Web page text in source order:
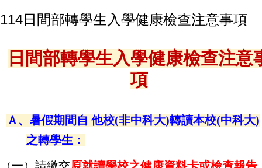
114日間部轉學生入學健康檢查注意事項
日間部轉學生入學健康檢查注意
項
Ａ、暑假期間自 他校(非中科大)轉讀本校(中科大)
之轉學生：